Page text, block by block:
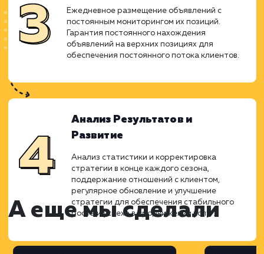
Разработка и Уникализация
Составление уникальных описаний и
картинок для каждой фракции песка,
и ОПГС. Создание разнообразия в
для избежания совпадений и улучшения
Реализация и Мониторинг
Ежедневное размещение объявлений с